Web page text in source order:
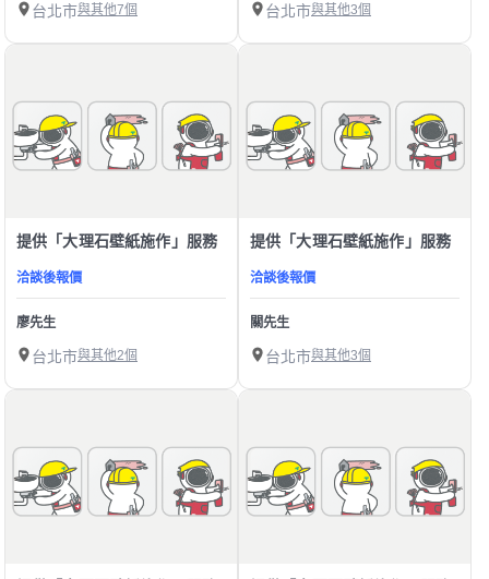
台北市與其他7個 台北市與其他3個
提供「大理石壁紙施作」服務
洽談後報價
廖先生
台北市與其他2個
提供「大理石壁紙施作」服務
洽談後報價
關先生
台北市與其他3個